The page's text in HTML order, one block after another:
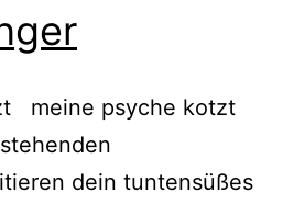
meine psyche kotzt
dein tuntensüßes